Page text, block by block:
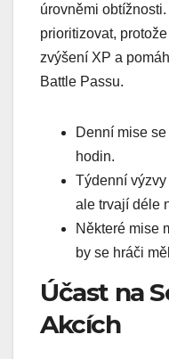
úrovněmi
prioritizovat,
zvýšení XP a
Battle Passu.
Denní mise
hodin.
Týdenní
ale trvají déle
Některé mise
by se hráči
Účast na
Akcích